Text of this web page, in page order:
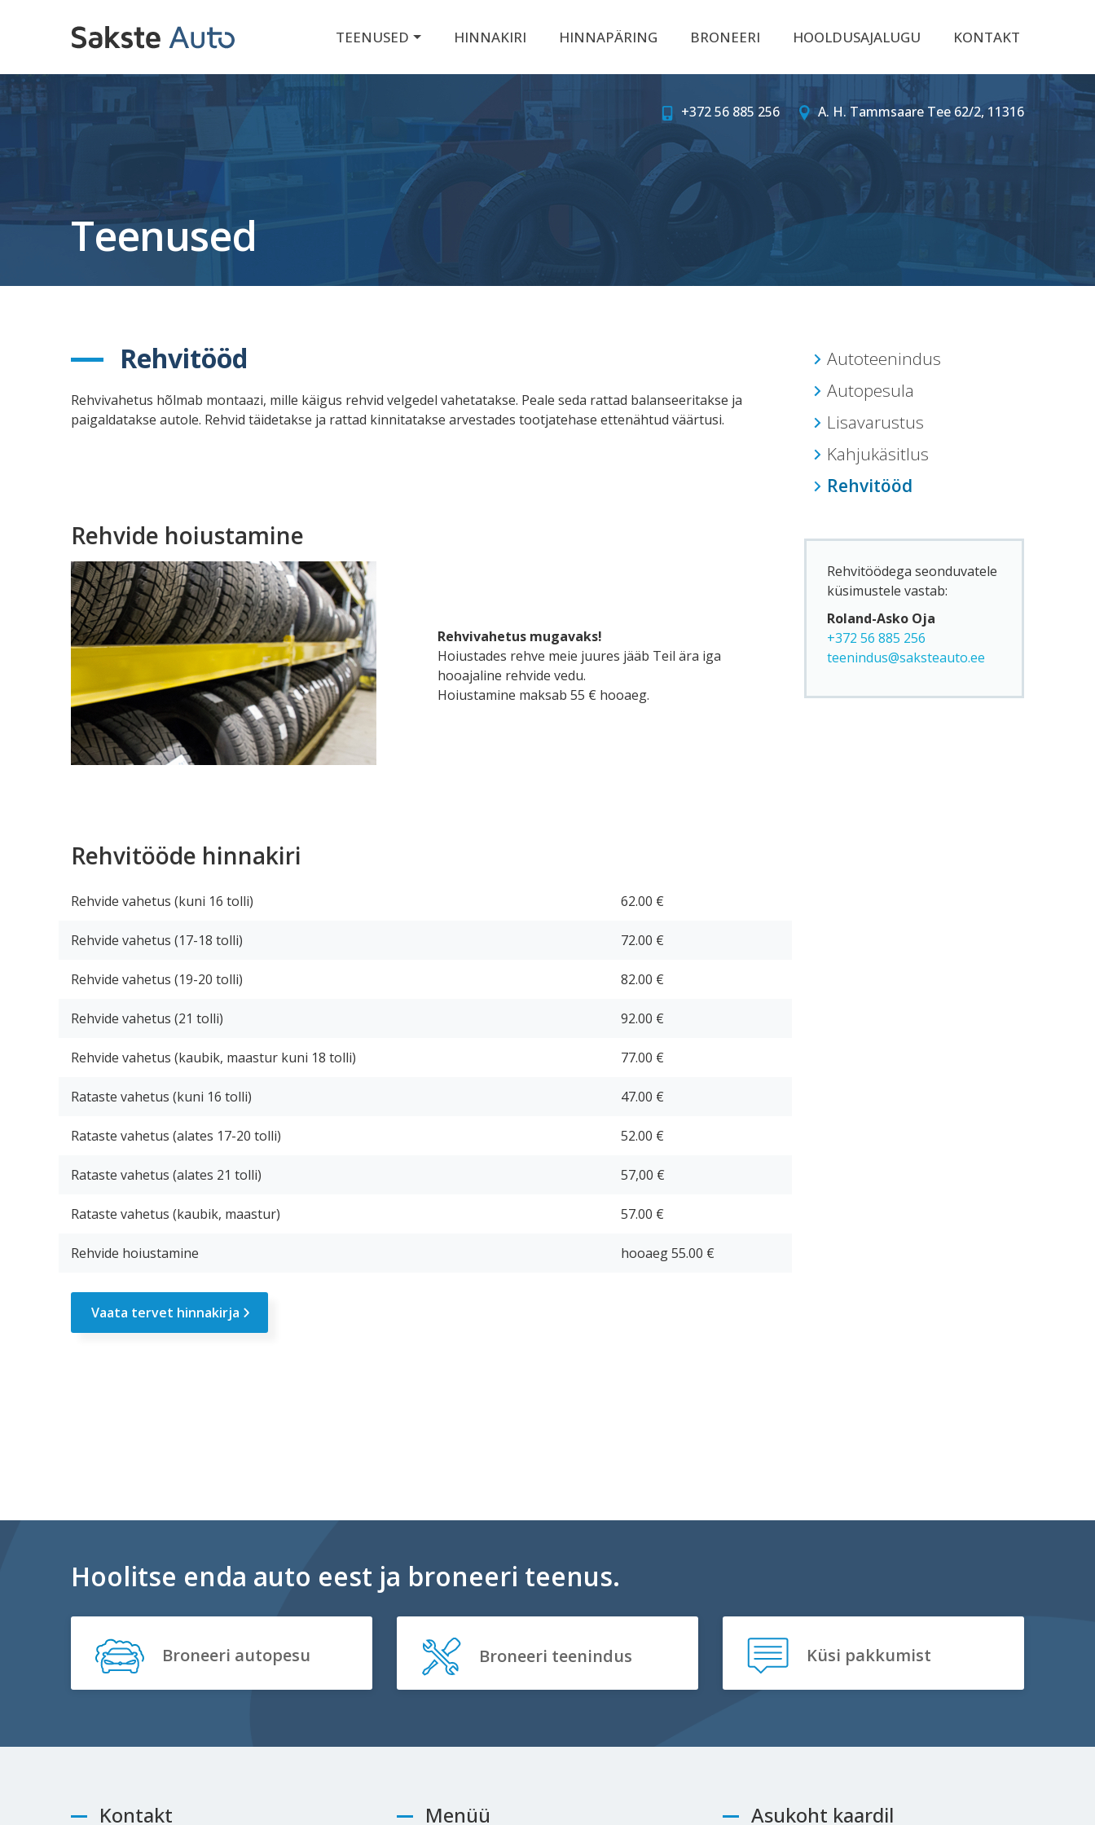
TEENUSED HINNAKIRI HINNAPÄRING BRONEERI HOOLDUSAJALUGU KONTAKT
+372 56 885 256 A. H. Tammsaare Tee 62/2, 11316
Teenused
Rehvitööd
Rehvivahetus hõlmab montaazi, mille käigus rehvid velgedel vahetatakse. Peale seda rattad balanseeritakse ja
paigaldatakse autole. Rehvid täidetakse ja rattad kinnitatakse arvestades tootjatehase ettenähtud väärtusi.
Rehvide hoiustamine
Rehvivahetus mugavaks!
Hoiustades rehve meie juures jääb Teil ära iga
hooajaline rehvide vedu.
Hoiustamine maksab 55 € hooaeg.
Rehvitööde hinnakiri
Rehvide vahetus (kuni 16 tolli) 62.00 €
Rehvide vahetus (17-18 tolli) 72.00 €
Rehvide vahetus (19-20 tolli) 82.00 €
Rehvide vahetus (21 tolli) 92.00 €
Rehvide vahetus (kaubik, maastur kuni 18 tolli) 77.00 €
Rataste vahetus (kuni 16 tolli) 47.00 €
Rataste vahetus (alates 17-20 tolli) 52.00 €
Rataste vahetus (alates 21 tolli) 57,00 €
Rataste vahetus (kaubik, maastur) 57.00 €
Rehvide hoiustamine hooaeg 55.00 €
Vaata tervet hinnakirja
Autoteenindus
Autopesula
Lisavarustus
Kahjukäsitlus
Rehvitööd
Rehvitöödega seonduvatele
küsimustele vastab:
Roland-Asko Oja
+372 56 885 256
teenindus@saksteauto.ee
Hoolitse enda auto eest ja broneeri teenus.
Broneeri autopesu Broneeri teenindus Küsi pakkumist
Kontakt Menüü Asukoht kaardil